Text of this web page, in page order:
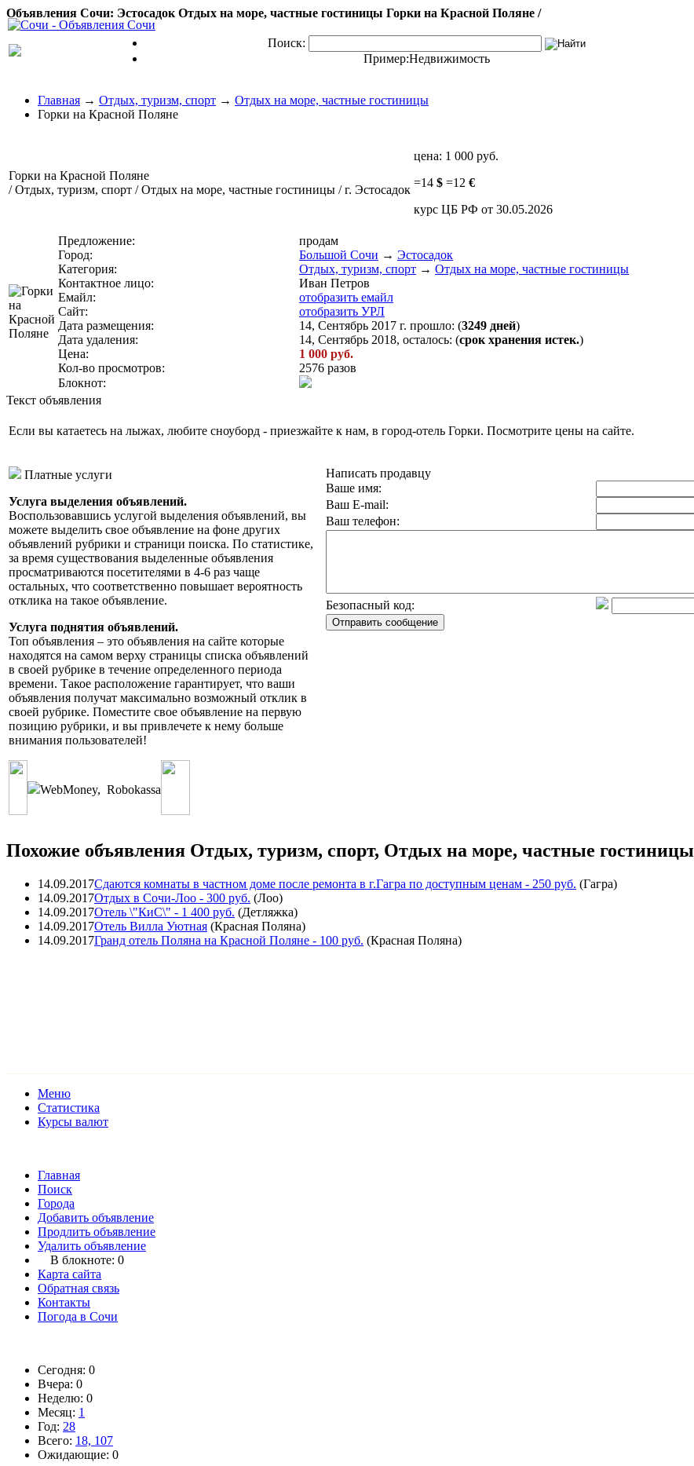
Объявления Сочи: Эстосадок Отдых на море, частные гостиницы Горки на Красной Поляне /
Поиск:
Пример:Недвижимость
Главная → Отдых, туризм, спорт → Отдых на море, частные гостиницы
Горки на Красной Поляне
Горки на Красной Поляне
/ Отдых, туризм, спорт / Отдых на море, частные гостиницы / г. Эстосадок
цена: 1 000 руб.
=14 $ =12 €
курс ЦБ РФ от 30.05.2026
Предложение:
продам
Город:
Большой Сочи → Эстосадок
Категория:
Отдых, туризм, спорт → Отдых на море, частные гостиницы
Контактное лицо:
Иван Петров
Емайл:
отобразить емайл
Сайт:
отобразить УРЛ
Дата размещения:
14, Сентябрь 2017 г. прошло: (3249 дней)
Дата удаления:
14, Сентябрь 2018, осталось: (срок хранения истек.)
Цена:
1 000 руб.
Кол-во просмотров:
2576 разов
Блокнот:
Текст объявления
Если вы катаетесь на лыжах, любите сноуборд - приезжайте к нам, в город-отель Горки. Посмотрите цены на сайте.
Платные услуги
Услуга выделения объявлений.
Воспользовавшись услугой выделения объявлений, вы
можете выделить свое объявление на фоне других
объявлений рубрики и страници поиска. По статистике,
за время существования выделенные объявления
просматриваются посетителями в 4-6 раз чаще
остальных, что соответственно повышает вероятность
отклика на такое объявление.
Услуга поднятия объявлений.
Топ объявления – это объявления на сайте которые
находятся на самом верху страницы списка объявлений
в своей рубрике в течение определенного периода
времени. Такое расположение гарантирует, что ваши
объявления получат максимально возможный отклик в
своей рубрике. Поместите свое объявление на первую
позицию рубрики, и вы привлечете к нему больше
внимания пользователей!
WebMoney, Robokassa
Написать продавцу
Ваше имя:
Ваш E-mail:
Ваш телефон:
Безопасный код:
Похожие объявления Отдых, туризм, спорт, Отдых на море, частные гостиницы
14.09.2017Сдаются комнаты в частном доме после ремонта в г.Гагра по доступным ценам - 250 руб. (Гагра)
14.09.2017Отдых в Сочи-Лоо - 300 руб. (Лоо)
14.09.2017Отель \"КиС\" - 1 400 руб. (Детляжка)
14.09.2017Отель Вилла Уютная (Красная Поляна)
14.09.2017Гранд отель Поляна на Красной Поляне - 100 руб. (Красная Поляна)
Меню
Статистика
Курсы валют
Главная
Поиск
Города
Добавить объявление
Продлить объявление
Удалить объявление
В блокноте: 0
Карта сайта
Обратная связь
Контакты
Погода в Сочи
Сегодня: 0
Вчера: 0
Неделю: 0
Месяц: 1
Год: 28
Всего: 18, 107
Ожидающие: 0